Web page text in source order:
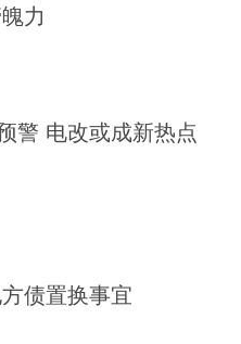
力
警 电改或成新热点
债置换事宜